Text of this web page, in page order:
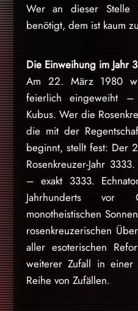
Wer an dieser Stelle
benötigt, dem ist kaum
Die Einweihung im Jahr
Am 22. März 1980
feierlich eingeweiht
Kubus. Wer die
die mit der
beginnt, stellt fest: Der
Rosenkreuzer-Jahr
– exakt 3333.
Jahrhunderts
monotheistischen
rosenkreuzerischen
aller esoterischen
weiterer Zufall in einer
Reihe von Zufällen.